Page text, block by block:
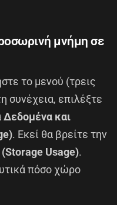
μνήμη σε
το μενού (τρεις
συνέχεια, επιλέξτε
Δεδομένα και
. Εκεί θα βρείτε την
Usage).
πόσο χώρο